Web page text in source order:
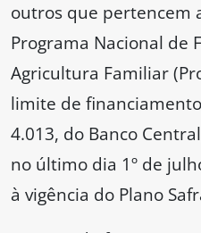
outros que pertencem
Programa Nacional de
Agricultura Familiar
limite de
4.013, do Banco
no último dia 1º de
à vigência do Plano